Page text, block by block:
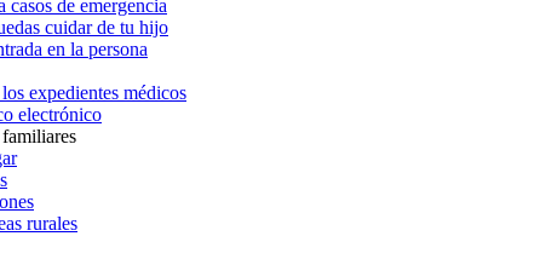
casos de emergencia
cuidar de tu hijo
en la persona
expedientes médicos
electrónico
rurales